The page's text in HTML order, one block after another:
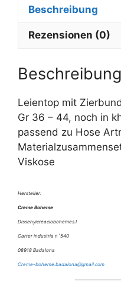
Beschreibung
Rezensionen (0)
Beschreibung
Leientop mit
Gr 36 – 44, noch in
passend zu Hose
Viskose
Hersteller:
Creme Boheme
Dissenyicreaciobohemes.I
Carrer industria n`540
08918 Badalona
Creme-boheme.badalona@gmail.com